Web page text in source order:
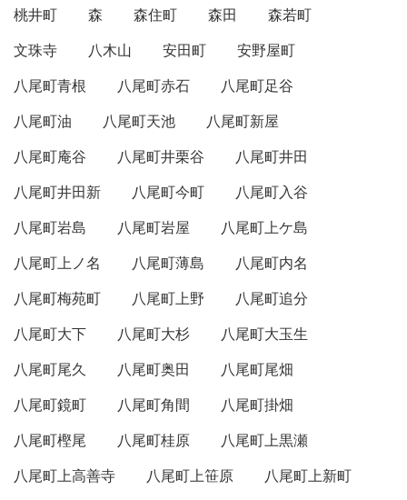
桃井町 森 森住町 森田
森若町
文珠寺
八木山 安田町
安野屋町
八尾町青根
八尾町赤石
八尾町足谷
八尾町油
八尾町天池
八尾町新屋
八尾町庵谷
八尾町井栗谷
八尾町井田
八尾町井田新
八尾町今町
八尾町入谷
八尾町岩島
八尾町岩屋
八尾町上ケ島
八尾町上ノ名
八尾町薄島
八尾町内名
八尾町梅苑町
八尾町上野
八尾町追分
八尾町大下
八尾町大杉
八尾町大玉生
八尾町尾久
八尾町奥田
八尾町尾畑
八尾町鏡町
八尾町角間
八尾町掛畑
八尾町樫尾
八尾町桂原
八尾町上黒瀬
八尾町上高善寺
八尾町上笹原
八尾町上新町